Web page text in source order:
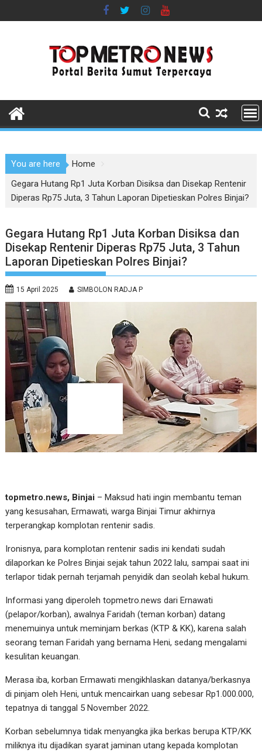
to
You are here
Home
Gegara Hutang Rp1 Juta Korban Disiksa dan Disekap Rentenir
Diperas Rp75 Juta, 3 Tahun Laporan Dipetieskan Polres Binjai?
Gegara Hutang Rp1 Juta Korban Disiksa dan
Disekap Rentenir Diperas Rp75 Juta, 3 Tahun
Laporan Dipetieskan Polres Binjai?
15 April 2025 SIMBOLON RADJA P
topmetro.news, Binjai – Maksud hati ingin membantu teman
yang kesusahan, Ermawati, warga Binjai Timur akhirnya
terperangkap komplotan rentenir sadis.
Ironisnya, para komplotan rentenir sadis ini kendati sudah
dilaporkan ke Polres Binjai sejak tahun 2022 lalu, sampai saat ini
terlapor tidak pernah terjamah penyidik dan seolah kebal hukum.
Informasi yang diperoleh topmetro.news dari Ernawati
(pelapor/korban), awalnya Faridah (teman korban) datang
menemuinya untuk meminjam berkas (KTP & KK), karena salah
seorang teman Faridah yang bernama Heni, sedang mengalami
kesulitan keuangan.
Merasa iba, korban Ermawati mengikhlaskan datanya/berkasnya
di pinjam oleh Heni, untuk mencairkan uang sebesar Rp1.000.000,
tepatnya di tanggal 5 November 2022.
Korban sebelumnya tidak menyangka jika berkas berupa KTP/KK
miliknya itu dijadikan syarat jaminan utang kepada komplotan